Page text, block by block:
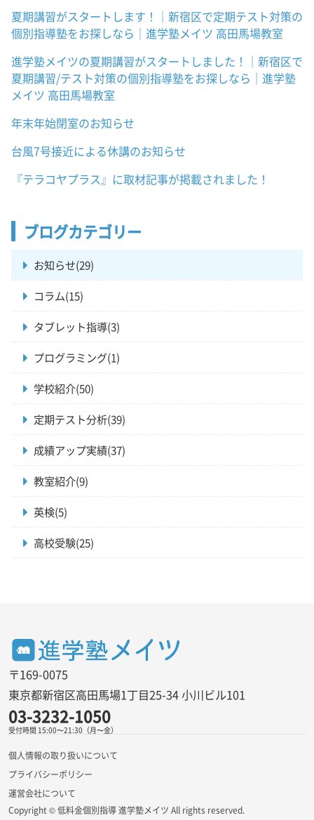
夏期講習がスタートします！｜新宿区で定期テスト対策の
個別指導塾をお探しなら｜進学塾メイツ 高田馬場教室
進学塾メイツの夏期講習がスタートしました！｜新宿区で
夏期講習/テスト対策の個別指導塾をお探しなら｜進学塾
メイツ 高田馬場教室
年末年始閉室のお知らせ
台風7号接近による休講のお知らせ
『テラコヤプラス』に取材記事が掲載されました！
ブログカテゴリー
お知らせ(29)
コラム(15)
タブレット指導(3)
プログラミング(1)
学校紹介(50)
定期テスト分析(39)
成績アップ実績(37)
教室紹介(9)
英検(5)
高校受験(25)
〒169-0075
東京都新宿区高田馬場1丁目25-34 小川ビル101
03-3232-1050
受付時間 15:00〜21:30（月〜金）
個人情報の取り扱いについて
プライバシーポリシー
運営会社について
Copyright © 低料金個別指導 進学塾メイツ All rights reserved.